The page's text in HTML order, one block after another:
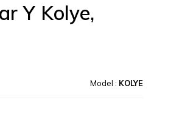
Y Kolye,
Model : KOLYE